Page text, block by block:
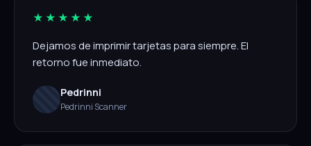
★★★★★
Dejamos de imprimir tarjetas para siempre. El
retorno fue inmediato.
Pedrinni
Pedrinni Scanner